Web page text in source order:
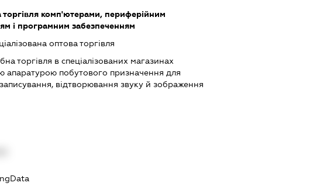
комп'ютерами, периферійним
і програмним забезпеченням
оптова торгівля
торгівля в спеціалізованих магазинах
апаратурою побутового призначення для
відтворювання звуку й зображення